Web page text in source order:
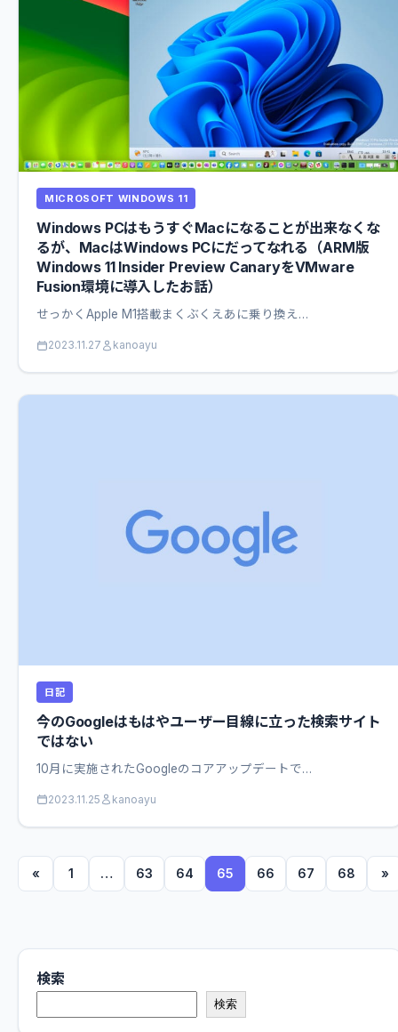
MICROSOFT WINDOWS 11
Windows PCはもうすぐMacになることが出来なくな
るが、MacはWindows PCにだってなれる（ARM版
Windows 11 Insider Preview CanaryをVMware
Fusion環境に導入したお話）
せっかくApple M1搭載まくぶくえあに乗り換え…
2023.11.27 kanoayu
日記
今のGoogleはもはやユーザー目線に立った検索サイト
ではない
10月に実施されたGoogleのコアアップデートで…
2023.11.25 kanoayu
« 1 … 63 64 65 66 67 68 »
検索
検索